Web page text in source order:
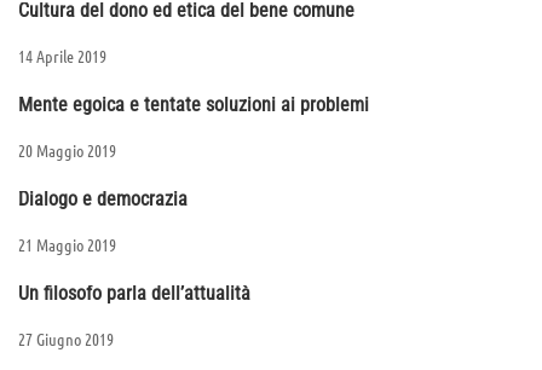
Cultura del dono ed etica del bene comune
14 Aprile 2019
Mente egoica e tentate soluzioni ai problemi
20 Maggio 2019
Dialogo e democrazia
21 Maggio 2019
Un filosofo parla dell’attualità
27 Giugno 2019